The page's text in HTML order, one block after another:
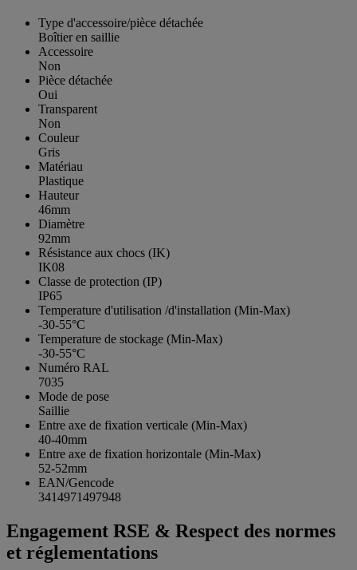
Type d'accessoire/pièce détachée
Boîtier en saillie
Accessoire
Non
Pièce détachée
Oui
Transparent
Non
Couleur
Gris
Matériau
Plastique
Hauteur
46mm
Diamètre
92mm
Résistance aux chocs (IK)
IK08
Classe de protection (IP)
IP65
Temperature d'utilisation /d'installation (Min-Max)
-30-55°C
Temperature de stockage (Min-Max)
-30-55°C
Numéro RAL
7035
Mode de pose
Saillie
Entre axe de fixation verticale (Min-Max)
40-40mm
Entre axe de fixation horizontale (Min-Max)
52-52mm
EAN/Gencode
3414971497948
Engagement RSE & Respect des normes
et réglementations